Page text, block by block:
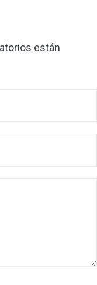
están